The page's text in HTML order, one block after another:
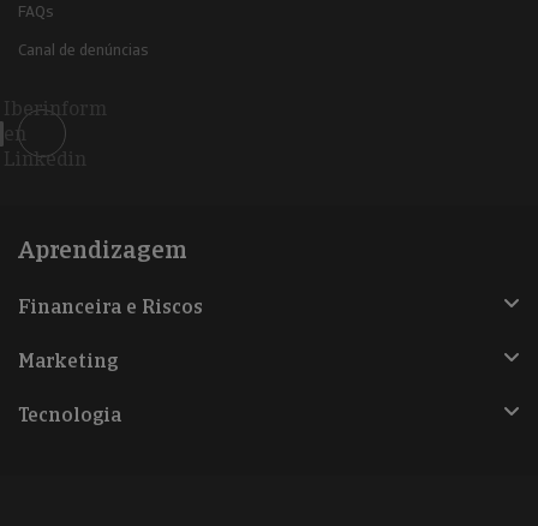
FAQs
Canal de denúncias
Iberinform
en
Linkedin
Aprendizagem
Financeira e Riscos
Marketing
Tecnologia